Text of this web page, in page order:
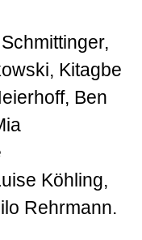
Kitagbe
Ben
Köhling,
Rehrmann.